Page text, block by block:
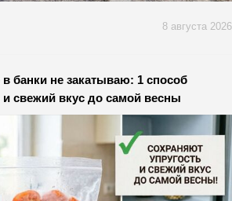
8 августа 2026
банки не закатываю: 1 способ
и свежий вкус до самой весны